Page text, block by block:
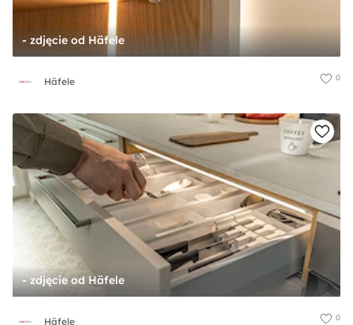
- zdjęcie od Häfele
Häfele 0
- zdjęcie od Häfele
Häfele 0